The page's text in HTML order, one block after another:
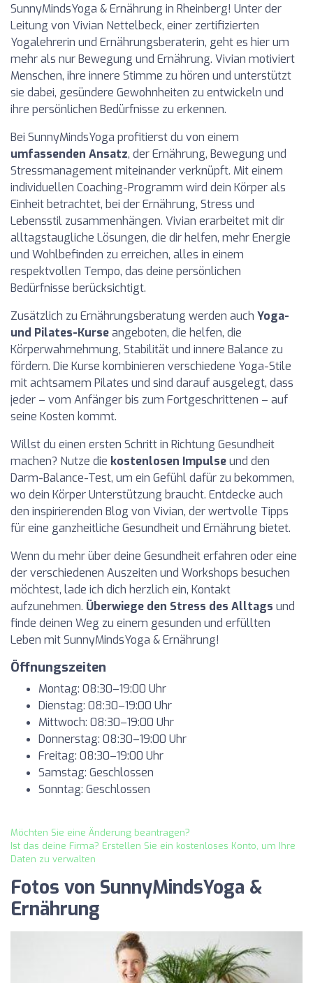
SunnyMindsYoga & Ernährung in Rheinberg! Unter der
Leitung von Vivian Nettelbeck, einer zertifizierten
Yogalehrerin und Ernährungsberaterin, geht es hier um
mehr als nur Bewegung und Ernährung. Vivian motiviert
Menschen, ihre innere Stimme zu hören und unterstützt
sie dabei, gesündere Gewohnheiten zu entwickeln und
ihre persönlichen Bedürfnisse zu erkennen.
Bei SunnyMindsYoga profitierst du von einem
umfassenden Ansatz, der Ernährung, Bewegung und
Stressmanagement miteinander verknüpft. Mit einem
individuellen Coaching-Programm wird dein Körper als
Einheit betrachtet, bei der Ernährung, Stress und
Lebensstil zusammenhängen. Vivian erarbeitet mit dir
alltagstaugliche Lösungen, die dir helfen, mehr Energie
und Wohlbefinden zu erreichen, alles in einem
respektvollen Tempo, das deine persönlichen
Bedürfnisse berücksichtigt.
Zusätzlich zu Ernährungsberatung werden auch Yoga-
und Pilates-Kurseangeboten, die helfen, die
Körperwahrnehmung, Stabilität und innere Balance zu
fördern. Die Kurse kombinieren verschiedene Yoga-Stile
mit achtsamem Pilates und sind darauf ausgelegt, dass
jeder – vom Anfänger bis zum Fortgeschrittenen – auf
seine Kosten kommt.
Willst du einen ersten Schritt in Richtung Gesundheit
machen? Nutze die kostenlosen Impulseund den
Darm-Balance-Test, um ein Gefühl dafür zu bekommen,
wo dein Körper Unterstützung braucht. Entdecke auch
den inspirierenden Blog von Vivian, der wertvolle Tipps
für eine ganzheitliche Gesundheit und Ernährung bietet.
Wenn du mehr über deine Gesundheit erfahren oder eine
der verschiedenen Auszeiten und Workshops besuchen
möchtest, lade ich dich herzlich ein, Kontakt
aufzunehmen. Überwiege den Stress des Alltags und
finde deinen Weg zu einem gesunden und erfüllten
Leben mit SunnyMindsYoga & Ernährung!
Öffnungszeiten
Montag: 08:30–19:00 Uhr
Dienstag: 08:30–19:00 Uhr
Mittwoch: 08:30–19:00 Uhr
Donnerstag: 08:30–19:00 Uhr
Freitag: 08:30–19:00 Uhr
Samstag: Geschlossen
Sonntag: Geschlossen
Möchten Sie eine Änderung beantragen?
Ist das deine Firma? Erstellen Sie ein kostenloses Konto, um Ihre
Daten zu verwalten
Fotos von SunnyMindsYoga &
Ernährung